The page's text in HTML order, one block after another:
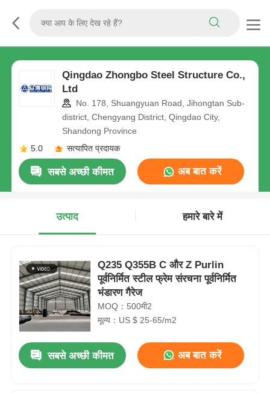
Qingdao Zhongbo Steel Structure Co.,
Ltd
No. 178, Shuangyuan Road, Jihongtan Sub-
district, Chengyang District, Qingdao City,
Shandong Province
5.0
सत्यापित प्रदायक
सबसे अच्छी कीमत अब बात करें
उत्पाद हमारे बारे में
Q235 Q355B C और Z Purlin
पूर्वनिर्मित स्टील फ्रेम संरचना पूर्वनिर्मित
भंडारण गैरेज
MOQ：500मी2
मूल्य：US $ 25-65/m2
सबसे अच्छी कीमत अब बात करें